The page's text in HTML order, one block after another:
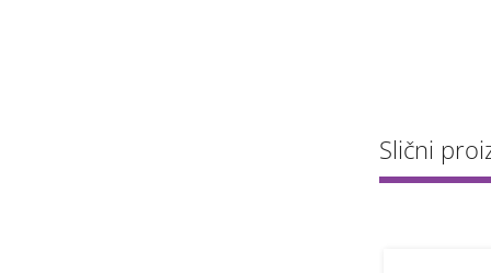
Slični